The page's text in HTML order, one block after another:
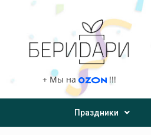
+ Мы на !!!
Праздники